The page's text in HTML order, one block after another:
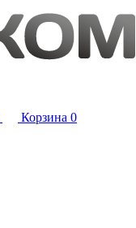
Корзина 0